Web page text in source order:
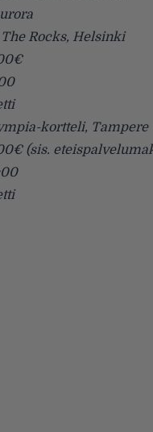
The Rocks, Helsinki
kortteli, Tampere
(sis.